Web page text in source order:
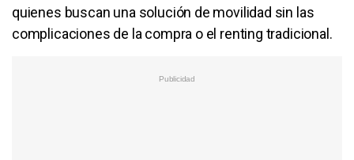
quienes buscan una solución de movilidad sin las
complicaciones de la compra o el renting tradicional.